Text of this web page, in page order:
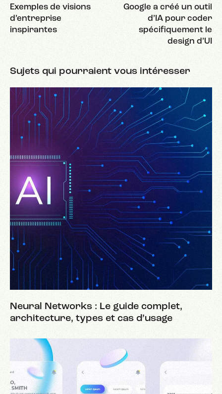
Exemples de visions
d’entreprise
inspirantes
Google a créé un outil
d’IA pour coder
spécifiquement le
design d’UI
Sujets qui pourraient vous intéresser
Neural Networks : Le guide complet,
architecture, types et cas d’usage